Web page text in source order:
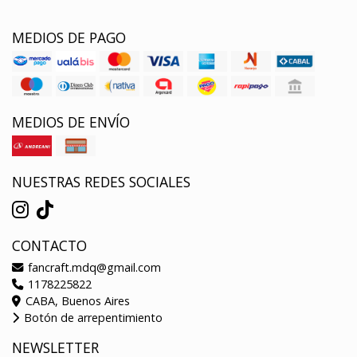
MEDIOS DE PAGO
MEDIOS DE ENVÍO
NUESTRAS REDES SOCIALES
CONTACTO
fancraft.mdq@gmail.com
1178225822
CABA, Buenos Aires
Botón de arrepentimiento
NEWSLETTER